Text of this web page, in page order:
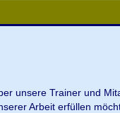
unsere Trainer und
Arbeit erfüllen